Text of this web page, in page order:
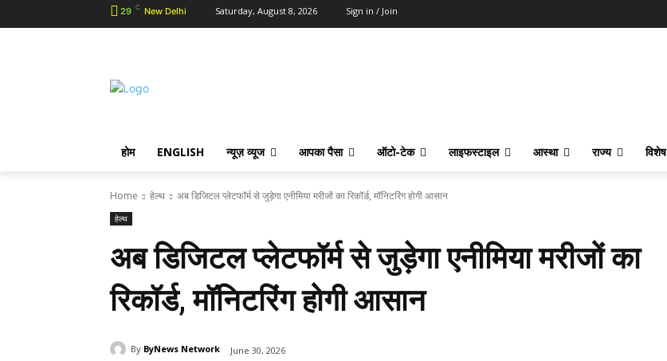
29 C New Delhi Saturday, August 8, 2026 Sign in / Join
होम ENGLISH न्यूज़ व्यूज आपका पैसा ऑटो-टेक लाइफस्टाइल आस्था राज्य विशेष
Home हेल्थ अब डिजिटल प्लेटफॉर्म से जुड़ेगा एनीमिया मरीजों का रिकॉर्ड, मॉनिटरिंग होगी आसान
हेल्थ
अब डिजिटल प्लेटफॉर्म से जुड़ेगा एनीमिया मरीजों का
रिकॉर्ड, मॉनिटरिंग होगी आसान
By ByNews Network June 30, 2026